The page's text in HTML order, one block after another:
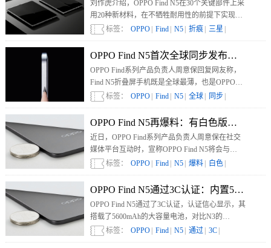
刘作虎介绍，OPPO Find N5在30个关键部件上采
用20种新材料，在不牺牲耐用性的前提下实现了
无与伦比的轻薄。主板长度比前代缩短了
31.4%，把更多空间留给了电池容量。
标签： OPPO Find N5 折痕 三星
OPPO Find N5首次全球同步发布、发售：
OPPO Find系列产品负责人周意保回复网友称，
Find N5折叠屏手机既是全球最薄，也是OPPO折
叠旗舰第一次全球同步发布，全球同步发售。这
意味着，海外用户可以第一时间买到OPPO Find
N5。
标签： OPPO Find N5 全球 同步
OPPO Find N5再爆料：有白色版，与
近日，OPPO Find系列产品负责人周意保在社交
媒体平台互动时，宣称OPPO Find N5将会与
Watch X2一起发布。此外，OPPO Find N5还将有
白色版。
标签： OPPO Find N5 爆料 白色
OPPO Find N5通过3C认证：内置
OPPO Find N5通过了3C认证，认证信心显示，其
搭载了5600mAh的大容量电池，对比N3的
4800mAh电池，提升了将近1000mAh。充电方
面，OPPO Find N5支持80W有线快充和50W无线
标签： OPPO Find N5 通过 3C